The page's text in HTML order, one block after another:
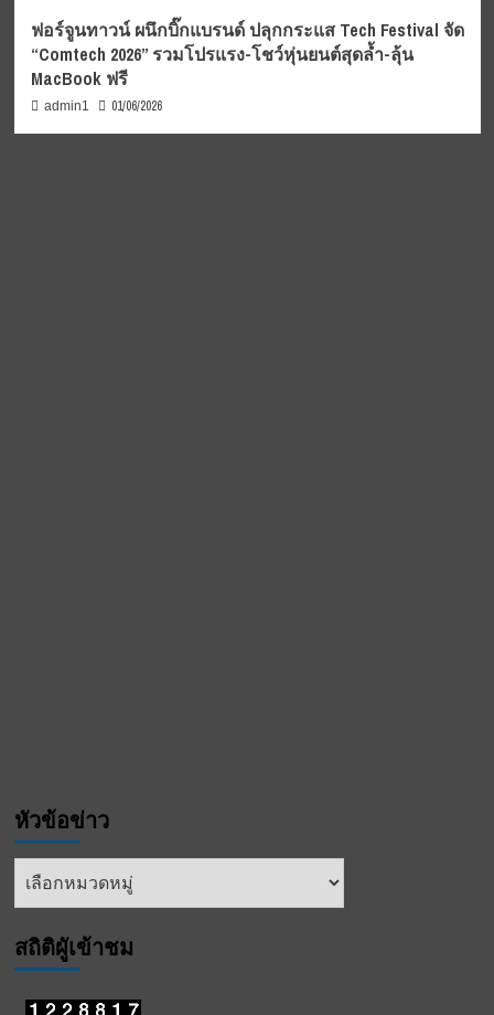
ฟอร์จูนทาวน์ ผนึกบิ๊กแบรนด์ ปลุกกระแส Tech Festival จัด
“Comtech 2026” รวมโปรแรง-โชว์หุ่นยนต์สุดล้ำ-ลุ้น
MacBook ฟรี
admin1 01/06/2026
หัวข้อข่าว
หัวข้อ
สถิติผูัเข้าชม